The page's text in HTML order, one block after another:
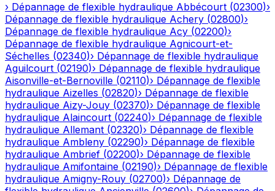
› Dépannage de flexible hydraulique Abbécourt (02300)›
Dépannage de flexible hydraulique Achery (02800)›
Dépannage de flexible hydraulique Acy (02200)›
Dépannage de flexible hydraulique Agnicourt-et-
Séchelles (02340)› Dépannage de flexible hydraulique
Aguilcourt (02190)› Dépannage de flexible hydraulique
Aisonville-et-Bernoville (02110)› Dépannage de flexible
hydraulique Aizelles (02820)› Dépannage de flexible
hydraulique Aizy-Jouy (02370)› Dépannage de flexible
hydraulique Alaincourt (02240)› Dépannage de flexible
hydraulique Allemant (02320)› Dépannage de flexible
hydraulique Ambleny (02290)› Dépannage de flexible
hydraulique Ambrief (02200)› Dépannage de flexible
hydraulique Amifontaine (02190)› Dépannage de flexible
hydraulique Amigny-Rouy (02700)› Dépannage de